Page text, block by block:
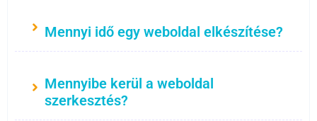
Mennyi idő egy weboldal elkészítése?
Mennyibe kerül a weboldal
szerkesztés?